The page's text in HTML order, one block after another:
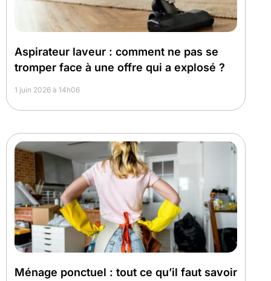
Aspirateur laveur : comment ne pas se
tromper face à une offre qui a explosé ?
1 juin 2026 à 14h06
Ménage ponctuel : tout ce qu’il faut savoir